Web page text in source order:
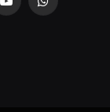
YouTubeWhatsApp